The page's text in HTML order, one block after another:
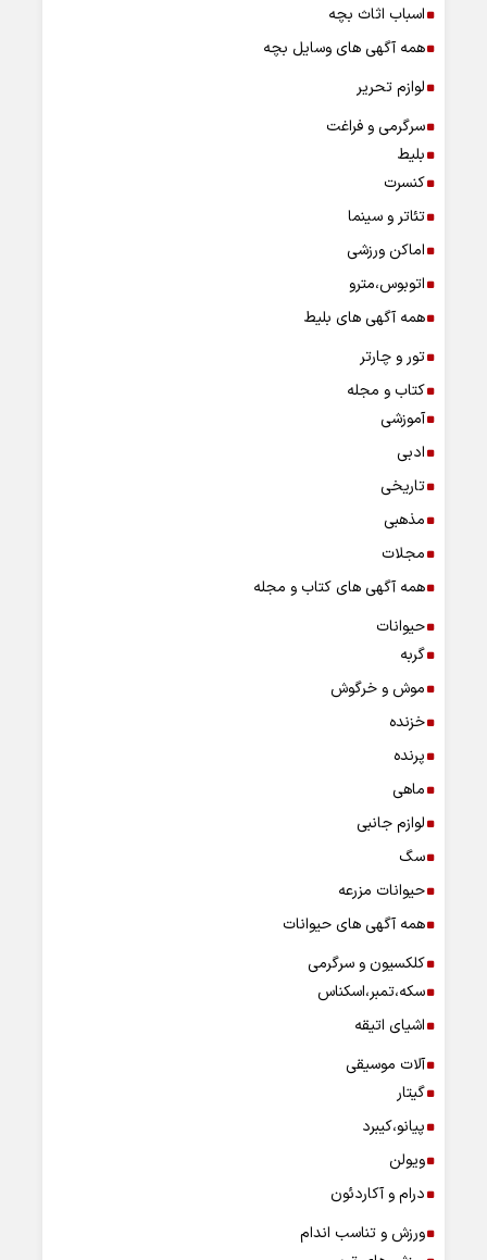
اسباب اثاث بچه
همه آگهی های وسایل بچه
لوازم تحریر
سرگرمی و فراغت
بلیط
کنسرت
تئاتر و سینما
اماکن ورزشی
اتوبوس،مترو
همه آگهی های بلیط
تور و چارتر
کتاب و مجله
آموزشی
ادبی
تاریخی
مذهبی
مجلات
همه آگهی های کتاب و مجله
حیوانات
گربه
موش و خرگوش
خزنده
پرنده
ماهی
لوازم جانبی
سگ
حیوانات مزرعه
همه آگهی های حیوانات
کلکسیون و سرگرمی
سکه،تمبر،اسکناس
اشیای اتیقه
آلات موسیقی
گیتار
پیانو،کیبرد
ویولن
درام و آکاردئون
ورزش و تناسب اندام